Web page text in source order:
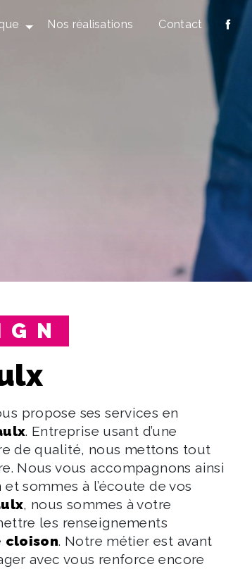
Nos réalisations Contact
propose ses services en
. Entreprise usant d’une
de qualité, nous mettons tout
Nous vous accompagnons ainsi
et sommes à l’écoute de vos
, nous sommes à votre
les renseignements
cloison. Notre métier est avant
avec vous renforce encore